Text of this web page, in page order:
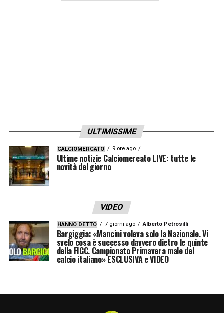
ULTIMISSIME
CALCIOMERCATO 9 ore ago
Ultime notizie Calciomercato LIVE: tutte le
novità del giorno
VIDEO
HANNO DETTO 7 giorni ago Alberto Petrosilli
Bargiggia: «Mancini voleva solo la Nazionale. Vi
svelo cosa è successo davvero dietro le quinte
della FIGC. Campionato Primavera male del
calcio italiano» ESCLUSIVA e VIDEO